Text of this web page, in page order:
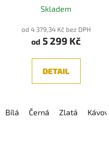
Skladem
od 4 379,34 Kč bez DPH
od 5 299 Kč
DETAIL
Bílá Černá Zlatá Kávová